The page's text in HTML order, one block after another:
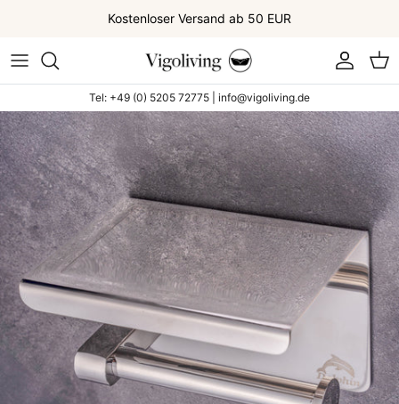
Kostenloser Versand ab 50 EUR
Konto
Tel: +49 (0) 5205 72775 | info@vigoliving.de